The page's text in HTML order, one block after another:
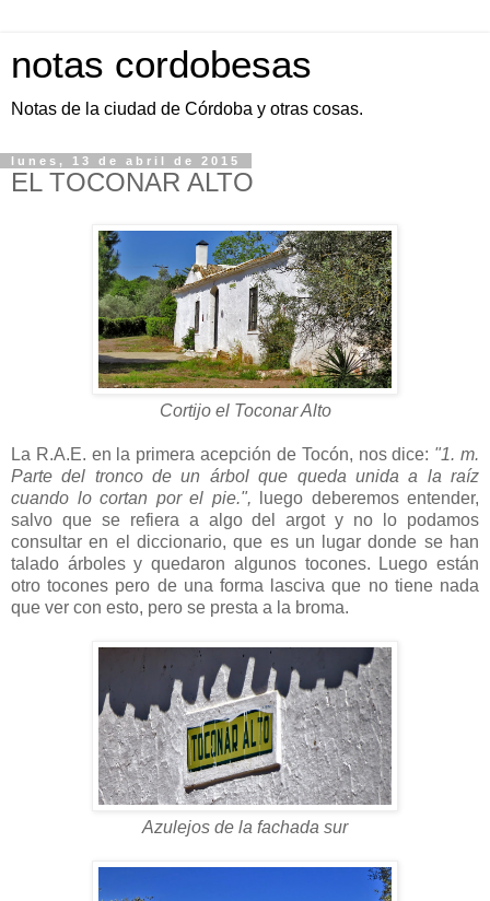
notas cordobesas
Notas de la ciudad de Córdoba y otras cosas.
lunes, 13 de abril de 2015
EL TOCONAR ALTO
Cortijo el Toconar Alto
La R.A.E. en la primera acepción de Tocón, nos dice: "1. m.
Parte del tronco de un árbol que queda unida a la raíz
cuando lo cortan por el pie.",
luego deberemos entender,
salvo que se refiera a algo del argot y no lo podamos
consultar en el diccionario, que es un lugar donde se han
talado árboles y quedaron algunos tocones. Luego están
otro tocones pero de una forma lasciva que no tiene nada
que ver con esto, pero se presta a la broma.
Azulejos de la fachada sur